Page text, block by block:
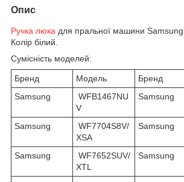
Опис
Ручка люка для пральної машини
Колір білий.
Сумісність моделей:
Бренд Модель Бренд
Samsung
WFB1467NU
V
Samsung
Samsung
WF7704S8V/
XSA
Samsung
Samsung
WF7652SUV/
XTL
Samsung